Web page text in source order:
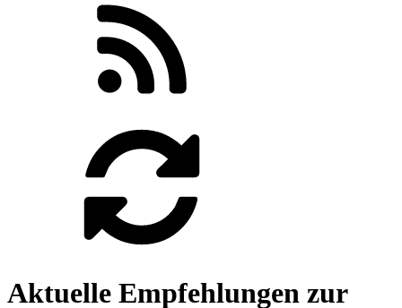
Aktuelle Empfehlungen zur